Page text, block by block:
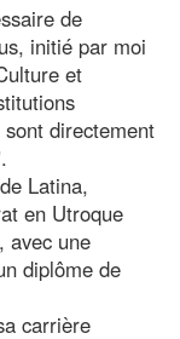
de
initié par moi
et
directement
Latina,
en Utroque
avec une
diplôme de
carrière